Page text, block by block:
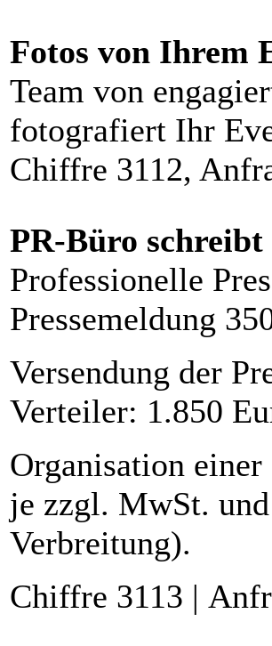
Fotos von Ihrem
Team von
fotografiert Ihr
Chiffre 3112,
PR-Büro
Professionelle
Pressemeldung
Versendung der
Verteiler: 1.850
Organisation einer
je zzgl. MwSt.
Verbreitung).
Chiffre 3113 |